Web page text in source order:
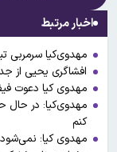
اخبار مرتبط
مهدوی‌کیا سرمربی
افشاگری یحیی از
مهدوی کیا دعوت
مهدوی‌کیا: در حال
کنم
مهدوی کیا: نمی‌شود